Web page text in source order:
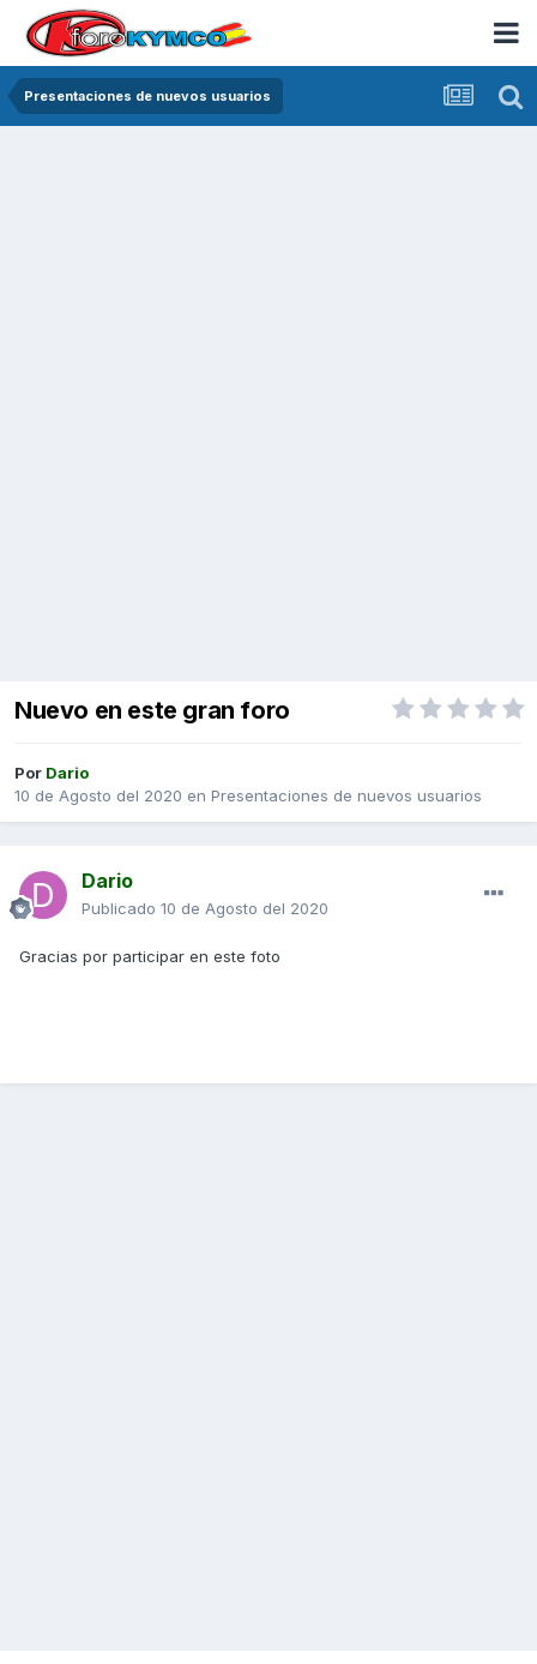
Presentaciones de nuevos usuarios
Nuevo en este gran foro
Por Dario
10 de Agosto del 2020 en Presentaciones de nuevos usuarios
Dario
Publicado 10 de Agosto del 2020
Gracias por participar en este foto